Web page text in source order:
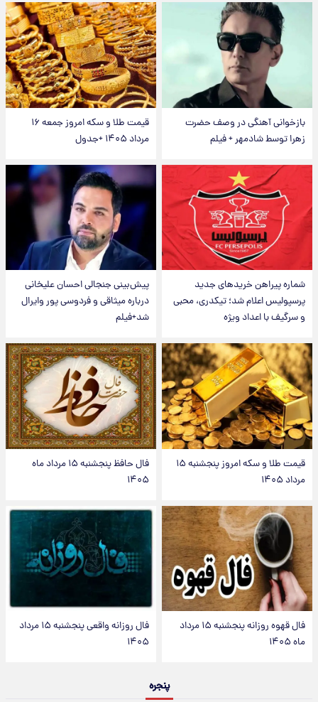
بازخوانی آهنگی در وصف حضرت
زهرا توسط شادمهر + فیلم
قیمت طلا و سکه امروز جمعه ۱۶
مرداد ۱۴۰۵ +جدول
شماره پیراهن خریدهای جدید
پرسپولیس اعلام شد؛ تیکدری، محبی
و سرگیف با اعداد ویژه
پیش‌بینی جنجالی احسان علیخانی
درباره میثاقی و فردوسی پور وایرال
شد+فیلم
قیمت طلا و سکه امروز پنجشنبه ۱۵
مرداد ۱۴۰۵
فال حافظ پنجشنبه ۱۵ مرداد ماه
۱۴۰۵
فال قهوه روزانه پنجشنبه ۱۵ مرداد
ماه ۱۴۰۵
فال روزانه واقعی پنجشنبه ۱۵ مرداد
۱۴۰۵
پنجره